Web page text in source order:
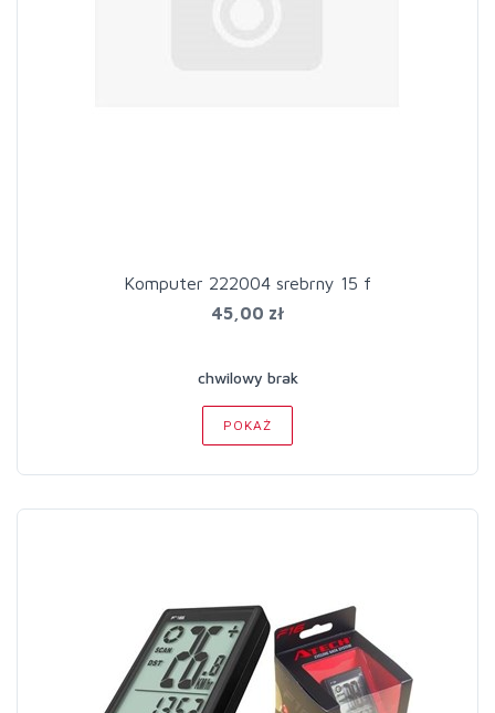
Komputer 222004 srebrny 15 f
45,00 zł
chwilowy brak
POKAŻ